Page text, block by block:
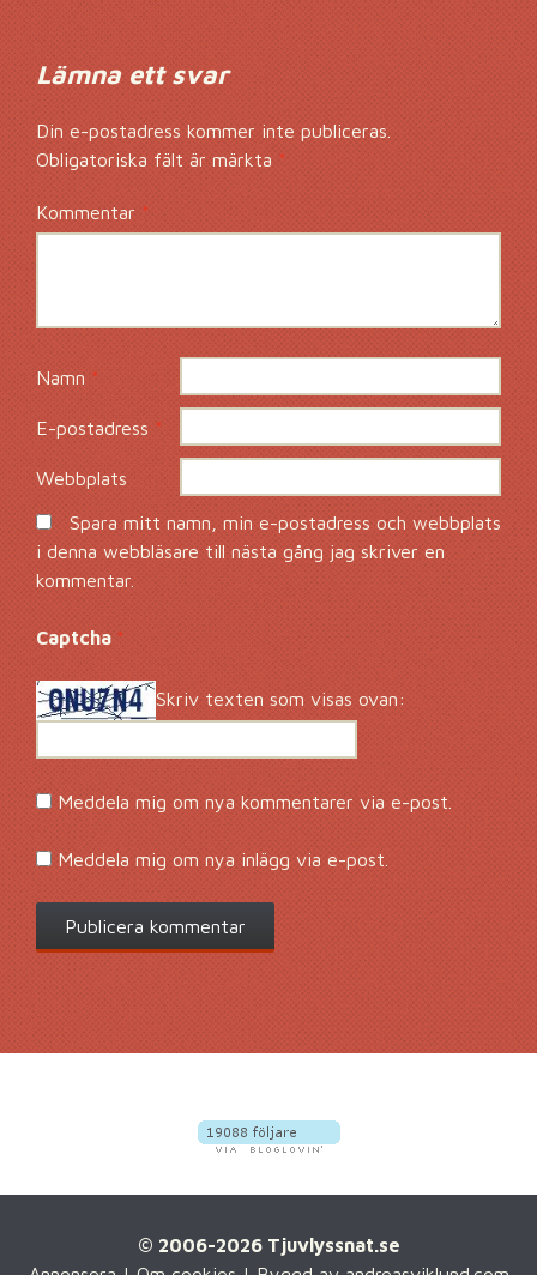
Lämna ett svar
Din e-postadress kommer inte publiceras.
Obligatoriska fält är märkta*
Kommentar*
Namn*
E-postadress*
Webbplats
Spara mitt namn, min e-postadress och webbplats
i denna webbläsare till nästa gång jag skriver en
kommentar.
Captcha*
Skriv texten som visas ovan:
Meddela mig om nya kommentarer via e-post.
Meddela mig om nya inlägg via e-post.
© 2006-2026 Tjuvlyssnat.se